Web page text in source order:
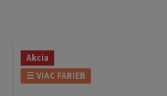
Akcia
☰ VIAC FARIEB